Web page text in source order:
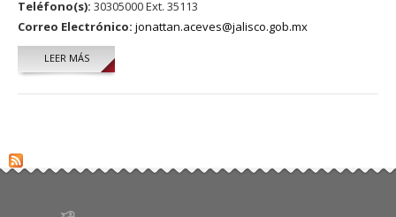
Teléfono(s): 30305000 Ext. 35113
Correo Electrónico: jonattan.aceves@jalisco.gob.mx
LEER MÁSSOBRE JONATTAN CRISTOFER ACEVES DÁVALOS